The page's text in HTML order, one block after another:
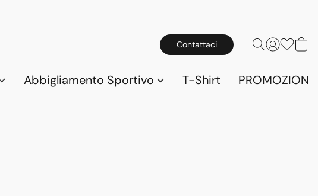
Contattaci
Abbigliamento Sportivo T-Shirt PROMOZIONI